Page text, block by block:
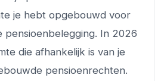
je hebt opgebouwd voor
pensioenbelegging. In 2026
die afhankelijk is van je
pensioenrechten.